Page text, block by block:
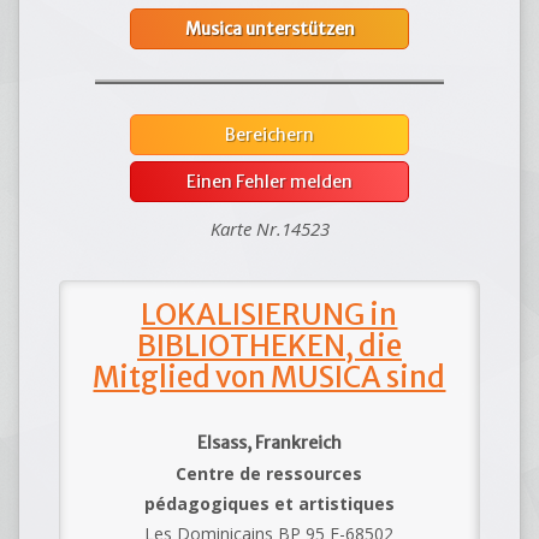
Musica unterstützen
Bereichern
Einen Fehler melden
Karte Nr.14523
LOKALISIERUNG in
BIBLIOTHEKEN, die
Mitglied von MUSICA sind
Elsass, Frankreich
Centre de ressources
pédagogiques et artistiques
Les Dominicains BP 95 F-68502